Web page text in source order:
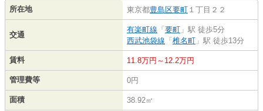
所在地 東京都豊島区要町 １丁目２２
交通
有楽町線 「 要町 」駅 徒歩5分
西武池袋線 「 椎名町 」駅 徒歩13分
賃料 11.8万円～12.2万円
管理費等 0円
面積 38.92㎡